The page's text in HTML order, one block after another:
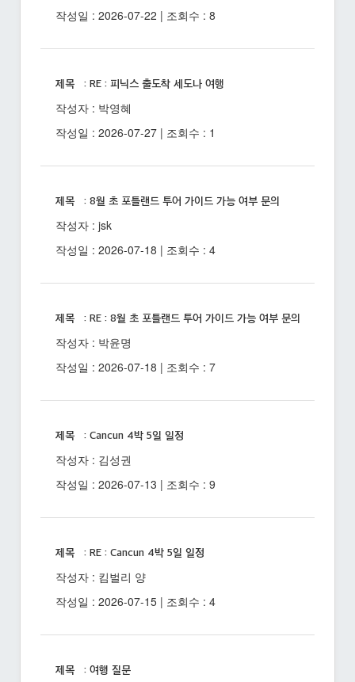
작성일 : 2026-07-22 | 조회수 : 8
제목 : RE : 피닉스 출도착 세도나 여행
작성자 : 박영혜
작성일 : 2026-07-27 | 조회수 : 1
제목 : 8월 초 포틀랜드 투어 가이드 가능 여부 문의
작성자 : jsk
작성일 : 2026-07-18 | 조회수 : 4
제목 : RE : 8월 초 포틀랜드 투어 가이드 가능 여부 문의
작성자 : 박윤명
작성일 : 2026-07-18 | 조회수 : 7
제목 : Cancun 4박 5일 일정
작성자 : 김성권
작성일 : 2026-07-13 | 조회수 : 9
제목 : RE : Cancun 4박 5일 일정
작성자 : 킴벌리 양
작성일 : 2026-07-15 | 조회수 : 4
제목 : 여행 질문